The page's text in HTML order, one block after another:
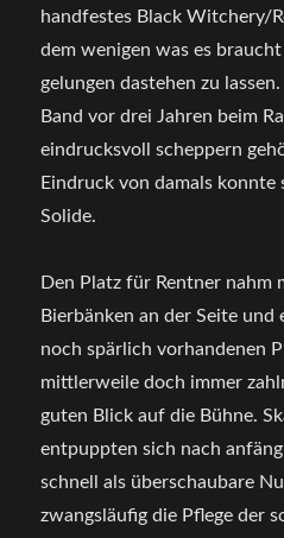
handfestes Black Witchery/
dem wenigen was es
gelungen dastehen zu
Band vor drei Jahren beim
eindrucksvoll scheppern
Eindruck von damals konnte
Solide.
Den Platz für Rentner nahm
Bierbänken an der Seite
noch spärlich vorhandenen
mittlerweile doch immer
guten Blick auf die Bühne.
entpuppten sich nach
schnell als überschaubare
zwangsläufig die Pflege der